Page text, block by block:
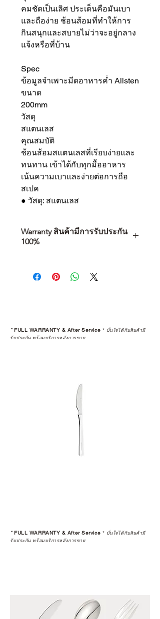
คมชัดเป็นเลิศ ประเด็นคือมันเบา
และถือง่าย ช้อนส้อมที่ทำให้การ
กินสนุกและสบายไม่ว่าจะอยู่กลาง
แจ้งหรือที่บ้าน
Spec
ข้อมูลจำเพาะมีดอาหารค่ำ Allsten
ขนาด
200mm
วัสดุ
สแตนเลส
คุณสมบัติ
ช้อนส้อมสแตนเลสที่เรียบง่ายและ
ทนทาน เข้าได้กับทุกมื้ออาหาร
เน้นความเบาและง่ายต่อการถือ
สเปค
● วัสดุ: สแตนเลส
Warranty สินค้ามีการรับประกัน
100%
คุณตัดสินใจซื้อ แต่รวมไปถึง
“ประสบการณ์หลังการใช้งาน” ใน
STUDIO และร้านตัวแทนจำหน่ายที่
ได้รับการแต่งตั้งอย่างเป็นทางการ จะ
หรือการแก้ไขปัญหาที่อาจเกิดขึ้นใน
ก่อนตัดสินใจซื้อสินค้า เราอยาก
แนะนำให้คุณสอบถามทุกครั้งว่า ร้าน
ค้าที่คุณกำลังเลือกซื้อนั้น มีการรับ
ประกันสินค้าจากตัวแทนจำหน่าย
ในอุปกรณ์ที่คุณรัก มีคุณค่าอย่าง
ประสบการณ์ที่สมบูรณ์แบบในระยะ
*FULL WARRANTY & After Service * มั่นใจได้กับสินค้ามี
รับประกัน พร้อมบริการหลังการขาย
*FULL WARRANTY & After Service * มั่นใจได้กับสินค้ามี
รับประกัน พร้อมบริการหลังการขาย